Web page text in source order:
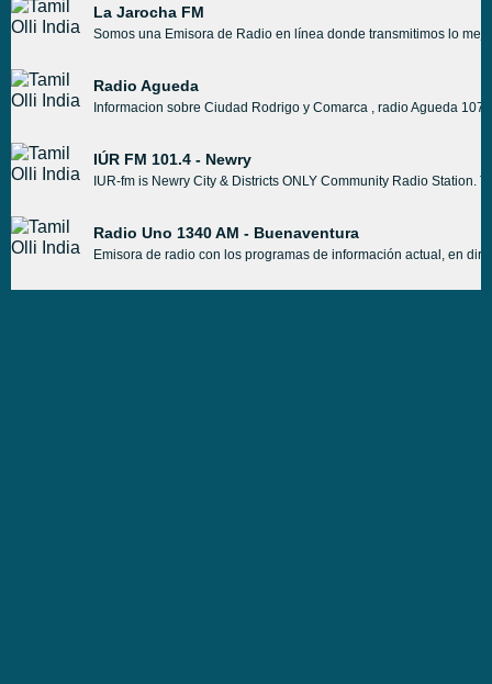
La Jarocha FM
Somos una Emisora de Radio en línea donde transmitimos lo
Radio Agueda
Informacion sobre Ciudad Rodrigo y Comarca , radio Agueda
IÚR FM 101.4 - Newry
IUR-fm is Newry City & Districts ONLY Community Radio
Radio Uno 1340 AM - Buenaventura
Emisora de radio con los programas de información actual, en